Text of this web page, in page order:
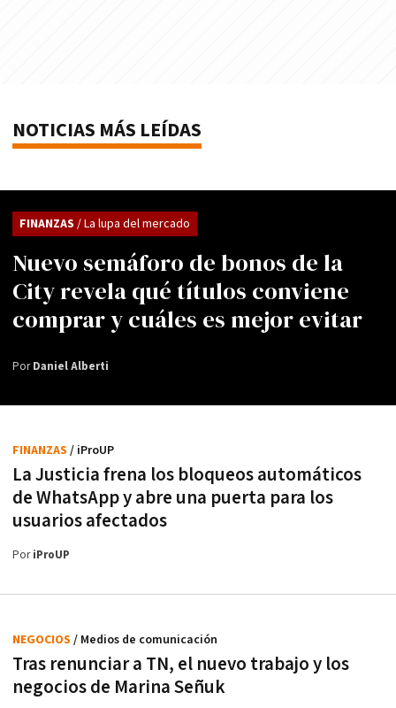
NOTICIAS MÁS LEÍDAS
Nuevo semáforo de bonos de la
City revela qué títulos conviene
comprar y cuáles es mejor evitar
FINANZAS / La lupa del mercado
PorDaniel Alberti
La Justicia frena los bloqueos automáticos
de WhatsApp y abre una puerta para los
usuarios afectados
FINANZAS / iProUP
PoriProUP
Tras renunciar a TN, el nuevo trabajo y los
negocios de Marina Señuk
NEGOCIOS / Medios de comunicación